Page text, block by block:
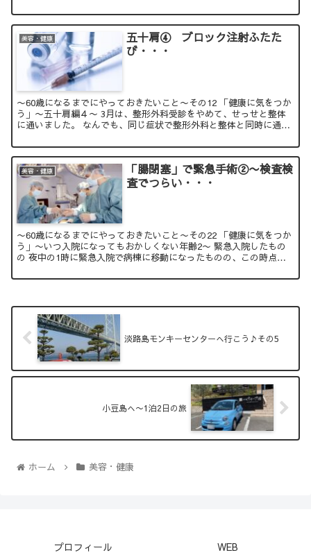
美容・健康
五十肩④ ブロック注射ふたた
び・・・
〜60歳になるまでにやっておきたいこと〜その12 「健康に気をつか
う」〜五十肩編４〜 3月は、整形外科受診をやめて、せっせと整体
に通いました。 なんでも、同じ症状で整形外科と整体と同時に通う
美容・健康
「腸閉塞」で緊急手術②〜検査検
査でつらい・・・
〜60歳になるまでにやっておきたいこと〜その22 「健康に気をつか
う」〜いつ入院になってもおかしくない年齢2〜 緊急入院したもの
の 夜中の1時に緊急入院で病棟に移動になったものの、この時点で
淡路島モンキーセンターへ行こう♪その5
小豆島へ〜1泊2日の旅
ホーム 美容・健康
プロフィール WEB